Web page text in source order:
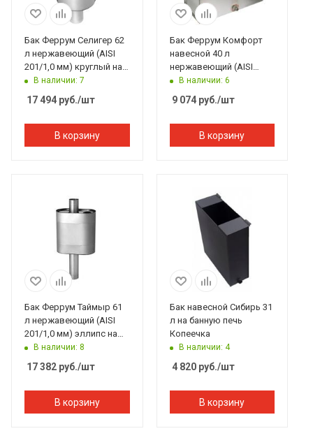
Бак Феррум Селигер 62
л нержавеющий (AISI
201/1,0 мм) круглый на
трубе
В наличии: 7
17 494 руб./шт
В корзину
Бак Феррум Комфорт
навесной 40 л
нержавеющий (AISI
201/1,0 мм)
прямоугольный
В наличии: 6
9 074руб./шт
В корзину
Бак Феррум Таймыр 61
л нержавеющий (AISI
201/1,0 мм) эллипс на
трубе
В наличии: 8
17 382 руб./шт
В корзину
Бак навесной Сибирь 31
л на банную печь
Копеечка
В наличии: 4
4 820руб./шт
В корзину